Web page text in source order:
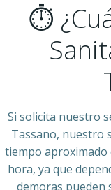
⏱
Si solicita nuestro
Tassano, nuestro
tiempo aproximado
hora, ya que
demoras pueden